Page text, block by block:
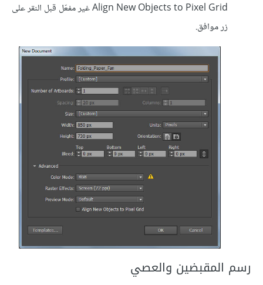
Align New Objects to Pixel Grid غير مفعّل قبل النقر على
زر موافق.
رسم المقبضين والعصي